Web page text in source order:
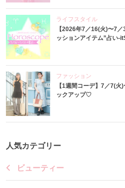
ライフスタイル
【2026年7／16(火)〜7
ッションアイテム”占い-
ファッション
【1週間コーデ】7／7(
ックアップ♡
人気カテゴリー
ビューティー